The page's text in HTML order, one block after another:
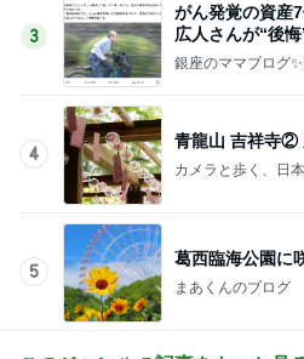
3
がん発覚の資産
広人さんが“後
銀座のママブログ
4
青龍山 吉祥寺②
カメラと歩く、日
5
葛西臨海公園に
まあくんのブログ